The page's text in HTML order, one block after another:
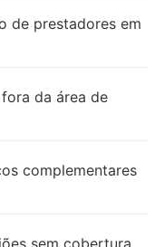
de prestadores em
da área de
complementares